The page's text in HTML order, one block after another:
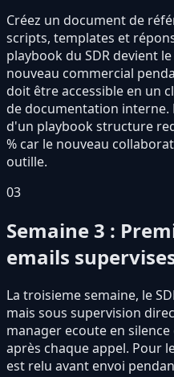
Créez un document de
scripts, templates et
playbook du SDR devient
nouveau commercial
doit être accessible en un
de documentation interne.
d'un playbook structure
% car le nouveau
outille.
03
Semaine 3 :
emails
La troisieme semaine, le
mais sous supervision
manager ecoute en
après chaque appel. Pour
est relu avant envoi